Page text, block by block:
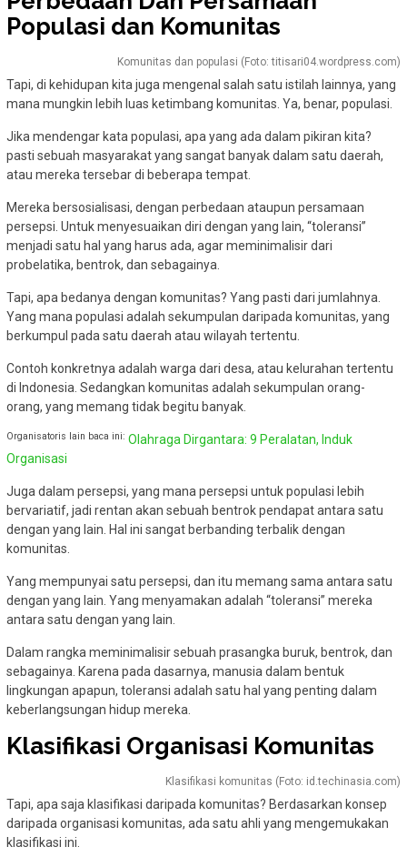
Populasi dan Komunitas
Komunitas dan populasi (Foto: titisari04.wordpress.com)
Tapi, di kehidupan kita juga mengenal salah satu istilah lainnya, yang
mana mungkin lebih luas ketimbang komunitas. Ya, benar, populasi.
Jika mendengar kata populasi, apa yang ada dalam pikiran kita?
pasti sebuah masyarakat yang sangat banyak dalam satu daerah,
atau mereka tersebar di beberapa tempat.
Mereka bersosialisasi, dengan perbedaan ataupun persamaan
persepsi. Untuk menyesuaikan diri dengan yang lain, “toleransi”
menjadi satu hal yang harus ada, agar meminimalisir dari
probelatika, bentrok, dan sebagainya.
Tapi, apa bedanya dengan komunitas? Yang pasti dari jumlahnya.
Yang mana populasi adalah sekumpulan daripada komunitas, yang
berkumpul pada satu daerah atau wilayah tertentu.
Contoh konkretnya adalah warga dari desa, atau kelurahan tertentu
di Indonesia. Sedangkan komunitas adalah sekumpulan orang-
orang, yang memang tidak begitu banyak.
Organisatoris lain baca ini: Olahraga Dirgantara: 9 Peralatan, Induk
Organisasi
Juga dalam persepsi, yang mana persepsi untuk populasi lebih
bervariatif, jadi rentan akan sebuah bentrok pendapat antara satu
dengan yang lain. Hal ini sangat berbanding terbalik dengan
komunitas.
Yang mempunyai satu persepsi, dan itu memang sama antara satu
dengan yang lain. Yang menyamakan adalah “toleransi” mereka
antara satu dengan yang lain.
Dalam rangka meminimalisir sebuah prasangka buruk, bentrok, dan
sebagainya. Karena pada dasarnya, manusia dalam bentuk
lingkungan apapun, toleransi adalah satu hal yang penting dalam
keberlangsungan hidup mereka.
Klasifikasi Organisasi Komunitas
Klasifikasi komunitas (Foto: id.techinasia.com)
Tapi, apa saja klasifikasi daripada komunitas? Berdasarkan konsep
daripada organisasi komunitas, ada satu ahli yang mengemukakan
klasifikasi ini.